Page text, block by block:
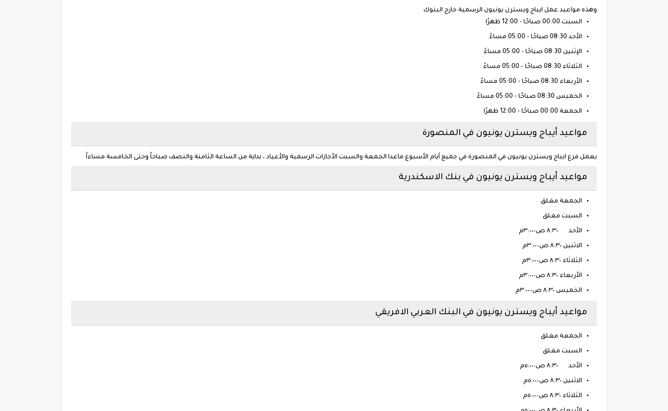
وهذه مواعيد عمل ايباج ويسترن يونيون الرسمية خارج البنوك
السبت 00:00 صباحًا - 12:00 ظهرًا
الأحد 08:30 صباحًا - 05:00 مساءً
الإثنين 08:30 صباحًا - 05:00 مساءً
الثلاثاء 08:30 صباحًا - 05:00 مساءً
الأربعاء 08:30 صباحًا - 05:00 مساءً
الخميس 08:30 صباحًا - 05:00 مساءً
الجمعة 00:00 صباحًا - 12:00 ظهرًا
مواعيد أيباج ويسترن يونيون في المنصورة
يعمل فرع ايباج ويسترن يونيون في المنصورة في جميع أيام الأسبوع ماعدا الجمعة والسبت الأجازات الرسمية والأعياد ، بداية من الساعة الثامنة والنصف صباحاً وحتى الخامسة مساءاً
مواعيد أيباج ويسترن يونيون في بنك الاسكندرية
الجمعة مغلق
السبت مغلق
الأحد ٨:٣٠ ص–٣:٠٠م
الاثنين ٨:٣٠ ص–٣:٠٠م
الثلاثاء ٨:٣٠ ص–٣:٠٠م
الأربعاء ٨:٣٠ ص–٣:٠٠م
الخميس ٨:٣٠ ص–٣:٠٠م
مواعيد أيباج ويسترن يونيون في البنك العربي الافريقي
الجمعة مغلق
السبت مغلق
الأحد ٨:٣٠ ص–٥:٠٠م
الاثنين ٨:٣٠ ص–٥:٠٠م
الثلاثاء ٨:٣٠ ص–٥:٠٠م